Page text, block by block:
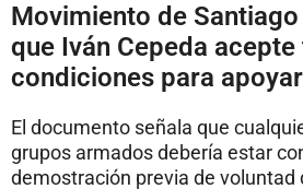
Movimiento de
que Iván Cepeda
condiciones para
El documento señala que
grupos armados debería estar
demostración previa de voluntad